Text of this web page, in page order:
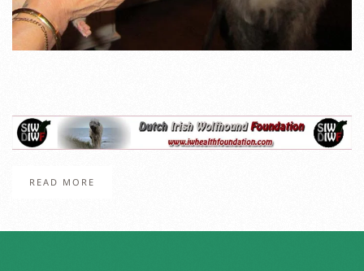
READ MORE